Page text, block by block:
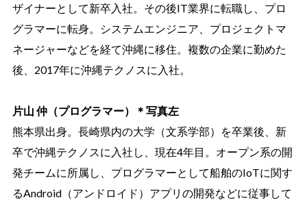
ザイナーとして新卒入社。その後IT業界に転職し、プロ
グラマーに転身。システムエンジニア、プロジェクトマ
ネージャーなどを経て沖縄に移住。複数の企業に勤めた
後、2017年に沖縄テクノスに入社。
片山 仲（プログラマー）＊写真左
熊本県出身。長崎県内の大学（文系学部）を卒業後、新
卒で沖縄テクノスに入社し、現在4年目。オープン系の開
発チームに所属し、プログラマーとして船舶のIoTに関す
るAndroid（アンドロイド）アプリの開発などに従事して